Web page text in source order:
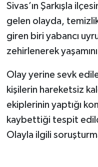
Sivas’ın Şarkışla
gelen olayda,
giren biri yabancı
zehirlenerek
Olay yerine sevk
kişilerin hareketsiz
ekiplerinin yaptığı
kaybettiği tespit
Olayla ilgili